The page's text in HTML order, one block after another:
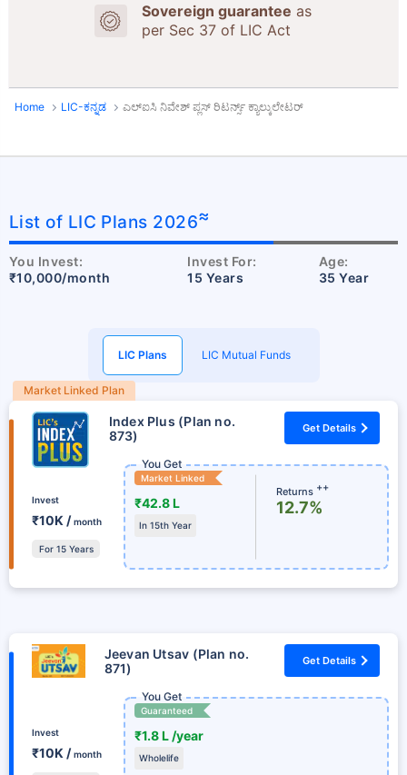
Sovereign guarantee as
per Sec 37 of LIC Act
Home LIC-ಕನ್ನಡ ಎಲ್ಐಸಿ ನಿವೇಶ್ ಪ್ಲಸ್ ರಿಟರ್ನ್ಸ್ ಕ್ಯಾಲ್ಕುಲೇಟರ್
List of LIC Plans 2026≈
You Invest:
₹10,000/month
Invest For:
15 Years
Age:
35 Year
LIC Plans LIC Mutual Funds
Market Linked Plan
Index Plus (Plan no.
873)
Get Details
Invest
₹10K /month
For 15 Years
You Get
Market Linked
₹42.8 L
In 15th Year
Returns ++
12.7%
Jeevan Utsav (Plan no.
871)
Get Details
Invest
₹10K /month
You Get
Guaranteed
₹1.8 L /year
Wholelife